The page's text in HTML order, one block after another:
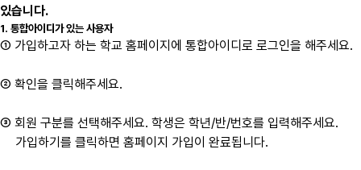
있습니다.
1. 통합아이디가 있는 사용자
① 가입하고자 하는 학교 홈페이지에 통합아이디로 로그인을 해주세요.
② 확인을 클릭해주세요.
③ 회원 구분를 선택해주세요. 학생은 학년/반/번호를 입력해주세요.
가입하기를 클릭하면 홈페이지 가입이 완료됩니다.